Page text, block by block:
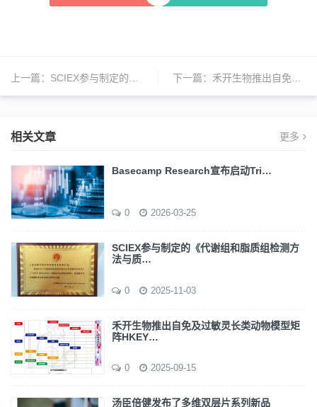
上一篇： SCIEX参与制定的《代谢组和脂质组检测方法与质量控制规范》团体标准正式发布 下一篇： 禾开生物推出自免及过敏灵长类动物模型矩阵HKEY-NHP-MATRIX2.0平台
相关文章 更多
Basecamp Research宣布启动Tri…
0 2026-03-25
SCIEX参与制定的《代谢组和脂质组检测方
法与质…
0 2025-11-03
禾开生物推出自免及过敏灵长类动物模型矩
阵HKEY…
0 2025-09-15
汤臣倍健发布了多维双层片系列新品